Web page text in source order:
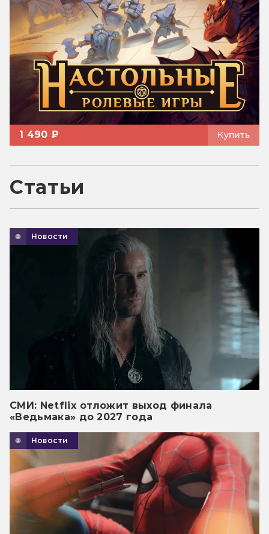
1 490 ₽ Купить
Статьи
Новости
СМИ: Netflix отложит выход финала
«Ведьмака» до 2027 года
Новости